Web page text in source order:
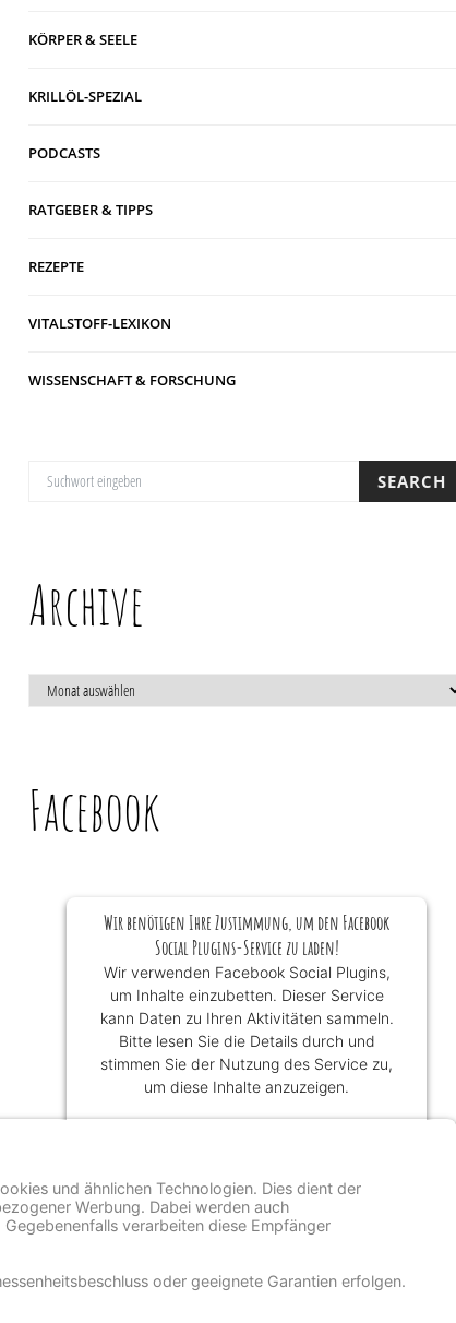
KÖRPER & SEELE
KRILLÖL-SPEZIAL
PODCASTS
RATGEBER & TIPPS
REZEPTE
VITALSTOFF-LEXIKON
WISSENSCHAFT & FORSCHUNG
SUCHE NACH: SEARCH
Archive
ARCHIVE
Facebook
Wir benötigen Ihre Zustimmung, um den Facebook
Social Plugins-Service zu laden!
Wir verwenden Facebook Social Plugins,
um Inhalte einzubetten. Dieser Service
kann Daten zu Ihren Aktivitäten sammeln.
Bitte lesen Sie die Details durch und
stimmen Sie der Nutzung des Service zu,
um diese Inhalte anzuzeigen.
Akzeptieren
Usercentrics Consent